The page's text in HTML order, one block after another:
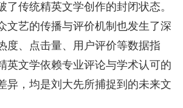
了传统精英文学创作的封闭状态。
文艺的传播与评价机制也发生了深
度、点击量、用户评价等数据指
英文学依赖专业评论与学术认可的
异，均是刘大先所捕捉到的未来文